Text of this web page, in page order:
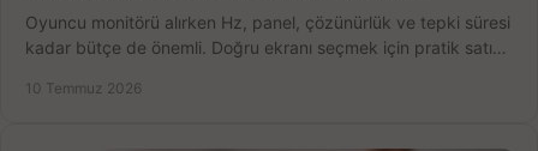
Oyuncu monitörü alırken Hz, panel, çözünürlük ve tepki süresi
kadar bütçe de önemli. Doğru ekranı seçmek için pratik satın
10 Temmuz 2026